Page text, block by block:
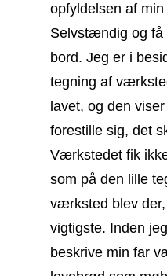
opfyldelsen af
Selvstændig og få
bord. Jeg er i
tegning af
lavet, og den
forestille sig, det
Værkstedet fik
som på den lille
værksted blev
vigtigste. Inden
beskrive min far